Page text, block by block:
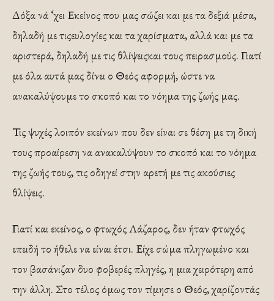
Δόξα νά ‘χει Εκείνος που μας σώζει και με τα δεξιά μέσα,
δηλαδή με τιςευλογίες και τα χαρίσματα, αλλά και με τα
αριστερά, δηλαδή με τις θλίψειςκαι τους πειρασμούς. Γιατί
με όλα αυτά μας δίνει ο Θεός αφορμή, ώστε να
ανακαλύψουμε το σκοπό και το νόημα της ζωής μας.
Τις ψυχές λοιπόν εκείνων που δεν είναι σε θέση με τη δική
τους προαίρεση να ανακαλύψουν το σκοπό και το νόημα
της ζωής τους, τις οδηγεί στην αρετή με τις ακούσιες
θλίψεις.
Γιατί και εκείνος, ο φτωχός Λάζαρος, δεν ήταν φτωχός
επειδή το ήθελε να είναι έτσι. Είχε σώμα πληγωμένο και
τον βασάνιζαν δυο φοβερές πληγές, η μια χειρότερη από
την άλλη. Στο τέλος όμως τον τίμησε ο Θεός, χαρίζοντάς